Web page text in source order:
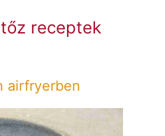
receptek
airfryerben